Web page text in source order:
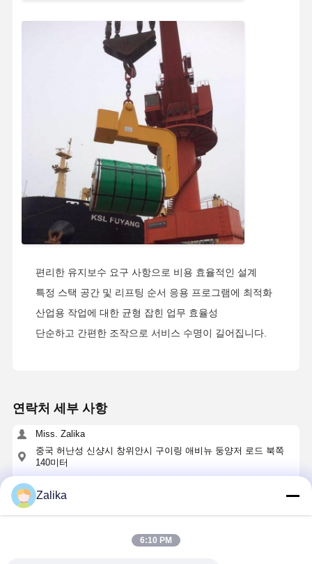
편리한 유지보수 요구 사항으로 비용 효율적인 설계
특정 스택 공간 및 리프팅 순서 응용 프로그램에 최적화
산업용 작업에 대한 균형 잡힌 업무 효율성
단순하고 간편한 조작으로 서비스 수명이 길어집니다.
연락처 세부 사항
Miss. Zalika
중국 허난성 신샹시 창위안시 구이링 애비뉴 둥양저 로드 북쪽
140미터
지금 챗팅하세요
Zalika
6:10 PM